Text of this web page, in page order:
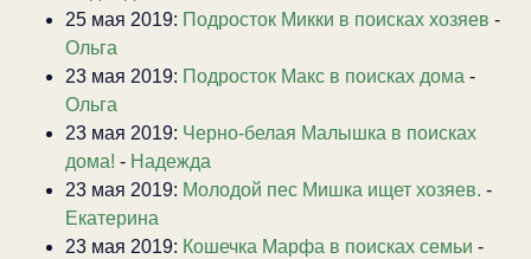
25 мая 2019: Подросток Микки в поисках хозяев -
Ольга
23 мая 2019: Подросток Макс в поисках дома -
Ольга
23 мая 2019: Черно-белая Малышка в поисках
дома! - Надежда
23 мая 2019: Молодой пес Мишка ищет хозяев. -
Екатерина
23 мая 2019: Кошечка Марфа в поисках семьи -